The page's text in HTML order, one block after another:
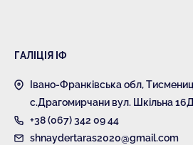
ГАЛІЦІЯ ІФ
Івано-Франківська обл,
с.Драгомирчани вул. Шкільна
+38 (067) 342 09 44
shnaydertaras2020@gmail.com